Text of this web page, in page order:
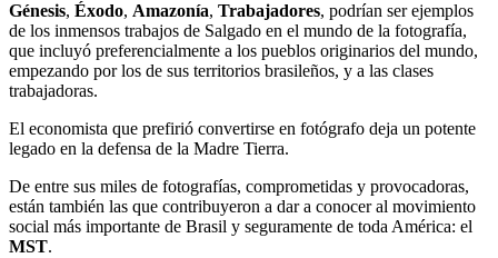
Génesis, Éxodo, Amazonía, Trabajadores, podrían ser ejemplos
de los inmensos trabajos de Salgado en el mundo de la fotografía,
que incluyó preferencialmente a los pueblos originarios del mundo,
empezando por los de sus territorios brasileños, y a las clases
trabajadoras.
El economista que prefirió convertirse en fotógrafo deja un potente
legado en la defensa de la Madre Tierra.
De entre sus miles de fotografías, comprometidas y provocadoras,
están también las que contribuyeron a dar a conocer al movimiento
social más importante de Brasil y seguramente de toda América: el
MST.